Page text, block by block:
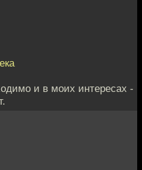
и в моих интересах -